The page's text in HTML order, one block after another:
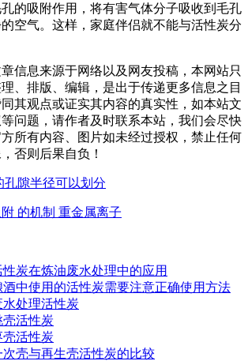
的吸附作用，将有害气体分子吸收到毛孔
空气。这样，家庭伴侣就不能与活性炭分
信息来源于网络以及网友投稿，本网站只
、排版、编辑，是出于传递更多信息之目
其观点或证实其内容的真实性，如本站文
问题，请作者及时联系本站，我们会尽快
所有内容、图片如未经过授权，禁止任何
否则后果自负！
孔隙半径可以划分
的机制 重金属离子
性炭在炼油废水处理中的应用
酒中使用的活性炭需要注意正确使用方法
水处理活性炭
壳活性炭
壳活性炭
次壳与再生壳活性炭的比较